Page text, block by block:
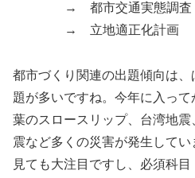
→ 都市交通実態調査
→ 立地適正化計画
都市づくり関連の出題傾向は、
題が多いですね。今年に入っ
葉のスロースリップ、台湾地
震など多くの災害が発生して
見ても大注目ですし、必須科